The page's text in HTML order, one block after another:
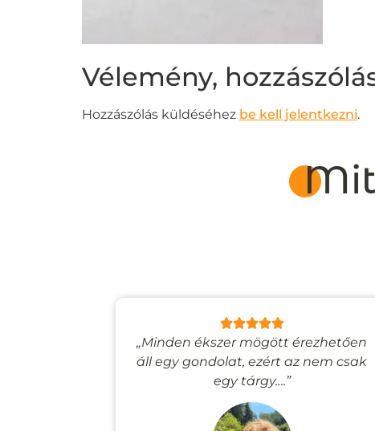
Vélemény,
Hozzászólás küldéséhez be kell jelentkezni.
„Minden ékszer mögött érezhetően
áll egy gondolat, ezért az nem csak
egy tárgy….”